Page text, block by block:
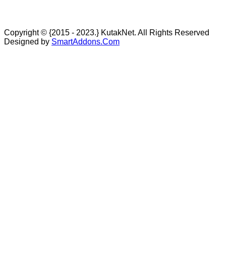
Copyright © {2015 - 2023.} KutakNet. All Rights Reserved
Designed by SmartAddons.Com